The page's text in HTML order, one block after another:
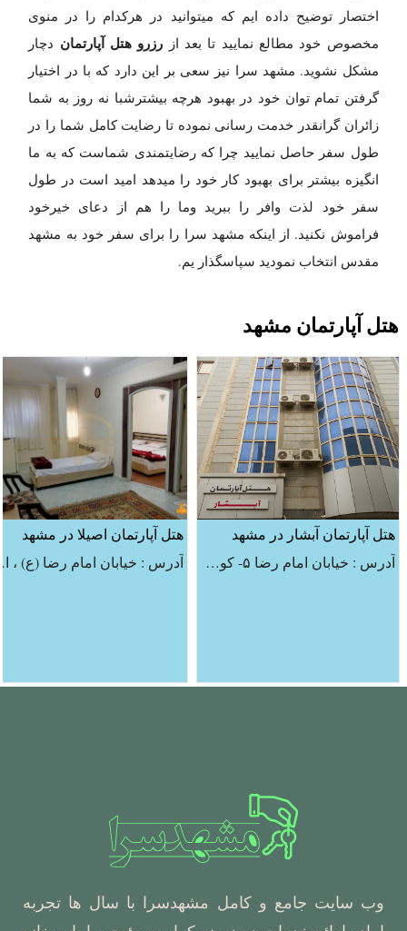
اختصار توضیح داده ایم که میتوانید در هرکدام را در منوی
مخصوص خود مطالع نمایید تا بعد از رزرو هتل آپارتمان دچار
مشکل نشوید. مشهد سرا نیز سعی بر این دارد که با در اختیار
گرفتن تمام توان خود در بهبود هرچه بیشترشبا نه روز به شما
زائران گرانقدر خدمت رسانی نموده تا رضایت کامل شما را در
طول سفر حاصل نمایید چرا که رضایتمندی شماست که به ما
انگیزه بیشتر برای بهبود کار خود را میدهد امید است در طول
سفر خود لذت وافر را ببرید وما را هم از دعای خیرخود
فراموش نکنید. از اینکه مشهد سرا را برای سفر خود به مشهد
مقدس انتخاب نمودید سپاسگذار یم.
هتل آپارتمان مشهد
هتل آپارتمان آبشار در مشهد
آدرس : خیابان امام رضا ۵- کوچه مهر فروز – پلاک ۴۱ و ۴۳
هتل آپارتمان اصیلا در مشهد
آدرس : خیابان
وب سایت جامع و کامل مشهدسرا با سال ها تجربه